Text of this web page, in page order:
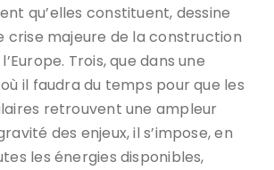
qu’elles constituent, dessine
crise majeure de la construction
Trois, que dans une
il faudra du temps pour que les
retrouvent une ampleur
des enjeux, il s’impose, en
les énergies disponibles,